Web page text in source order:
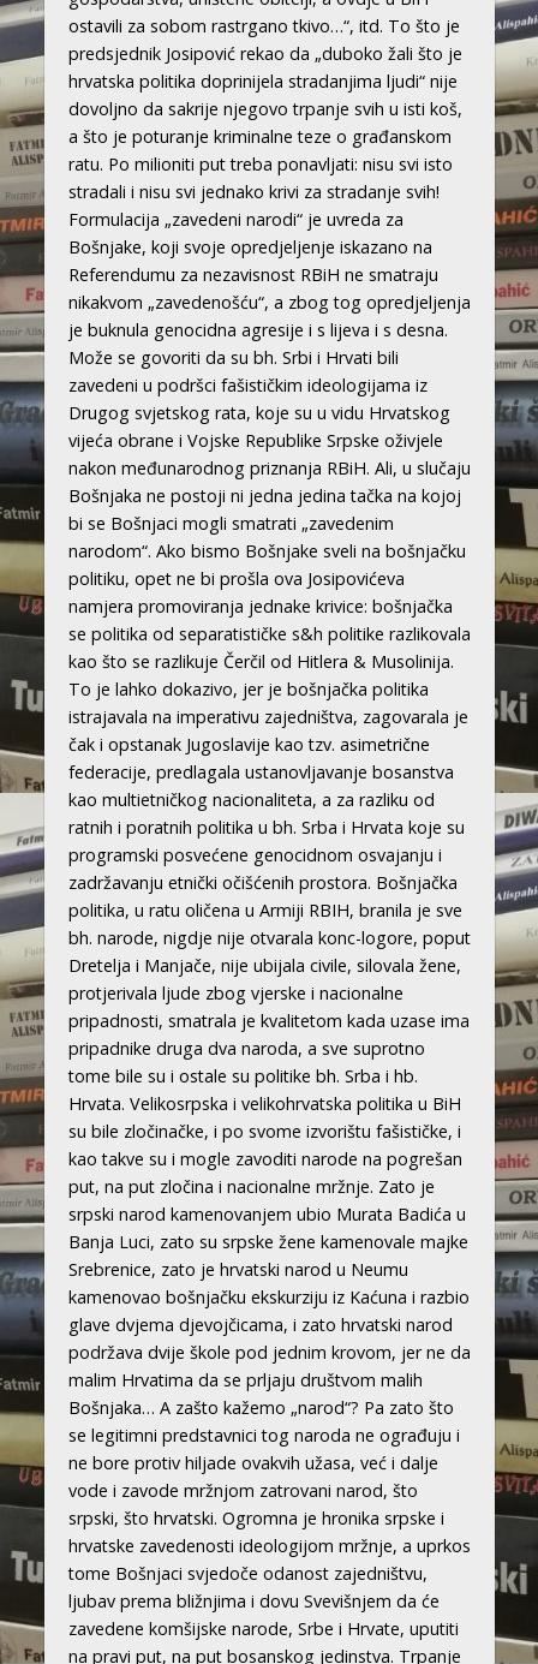
ostavili za sobom rastrgano tkivo…“, itd. To što je
predsjednik Josipović rekao da „duboko žali što je
hrvatska politika doprinijela stradanjima ljudi“ nije
dovoljno da sakrije njegovo trpanje svih u isti koš,
a što je poturanje kriminalne teze o građanskom
ratu. Po milioniti put treba ponavljati: nisu svi isto
stradali i nisu svi jednako krivi za stradanje svih!
Formulacija „zavedeni narodi“ je uvreda za
Bošnjake, koji svoje opredjeljenje iskazano na
Referendumu za nezavisnost RBiH ne smatraju
nikakvom „zavedenošću“, a zbog tog opredjeljenja
je buknula genocidna agresije i s lijeva i s desna.
Može se govoriti da su bh. Srbi i Hrvati bili
zavedeni u podršci fašističkim ideologijama iz
Drugog svjetskog rata, koje su u vidu Hrvatskog
vijeća obrane i Vojske Republike Srpske oživjele
nakon međunarodnog priznanja RBiH. Ali, u slučaju
Bošnjaka ne postoji ni jedna jedina tačka na kojoj
bi se Bošnjaci mogli smatrati „zavedenim
narodom“. Ako bismo Bošnjake sveli na bošnjačku
politiku, opet ne bi prošla ova Josipovićeva
namjera promoviranja jednake krivice: bošnjačka
se politika od separatističke s&h politike razlikovala
kao što se razlikuje Čerčil od Hitlera & Musolinija.
To je lahko dokazivo, jer je bošnjačka politika
istrajavala na imperativu zajedništva, zagovarala je
čak i opstanak Jugoslavije kao tzv. asimetrične
federacije, predlagala ustanovljavanje bosanstva
kao multietničkog nacionaliteta, a za razliku od
ratnih i poratnih politika u bh. Srba i Hrvata koje su
programski posvećene genocidnom osvajanju i
zadržavanju etnički očišćenih prostora. Bošnjačka
politika, u ratu oličena u Armiji RBIH, branila je sve
bh. narode, nigdje nije otvarala konc-logore, poput
Dretelja i Manjače, nije ubijala civile, silovala žene,
protjerivala ljude zbog vjerske i nacionalne
pripadnosti, smatrala je kvalitetom kada uzase ima
pripadnike druga dva naroda, a sve suprotno
tome bile su i ostale su politike bh. Srba i hb.
Hrvata. Velikosrpska i velikohrvatska politika u BiH
su bile zločinačke, i po svome izvorištu fašističke, i
kao takve su i mogle zavoditi narode na pogrešan
put, na put zločina i nacionalne mržnje. Zato je
srpski narod kamenovanjem ubio Murata Badića u
Banja Luci, zato su srpske žene kamenovale majke
Srebrenice, zato je hrvatski narod u Neumu
kamenovao bošnjačku ekskurziju iz Kaćuna i razbio
glave dvjema djevojčicama, i zato hrvatski narod
podržava dvije škole pod jednim krovom, jer ne da
malim Hrvatima da se prljaju društvom malih
Bošnjaka… A zašto kažemo „narod“? Pa zato što
se legitimni predstavnici tog naroda ne ograđuju i
ne bore protiv hiljade ovakvih užasa, već i dalje
vode i zavode mržnjom zatrovani narod, što
srpski, što hrvatski. Ogromna je hronika srpske i
hrvatske zavedenosti ideologijom mržnje, a uprkos
tome Bošnjaci svjedoče odanost zajedništvu,
ljubav prema bližnjima i dovu Svevišnjem da će
zavedene komšijske narode, Srbe i Hrvate, uputiti
na pravi put, na put bosanskog jedinstva. Trpanje